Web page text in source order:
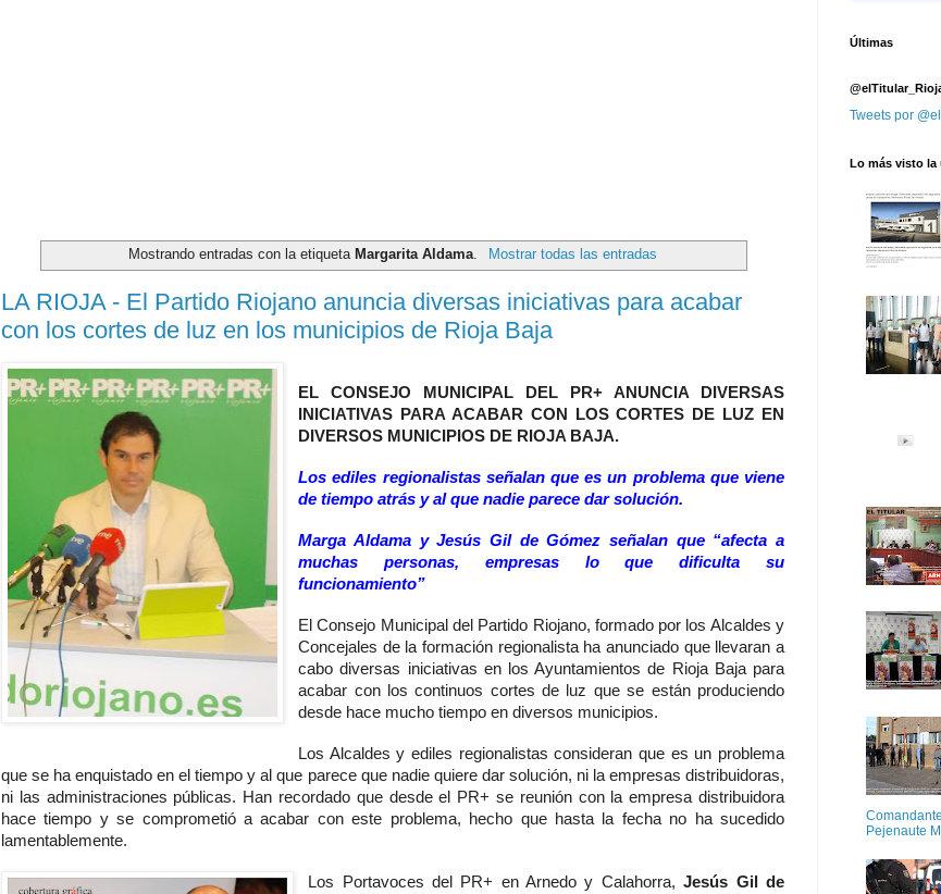
Mostrando entradas con la etiquetaMargarita Aldama Mostrar todas las entradas
LA RIOJA - El Partido Riojano anuncia diversas iniciativas para acabar
con los cortes de luz en los municipios de Rioja Baja
EL CONSEJO MUNICIPAL DEL PR+ ANUNCIA DIVERSAS
INICIATIVAS PARA ACABAR CON LOS CORTES DE LUZ EN
DIVERSOS MUNICIPIOS DE RIOJA BAJA.
Los ediles regionalistas señalan que es un problema que viene
de tiempo atrás y al que nadie parece dar solución.
Marga Aldama y Jesús Gil de Gómez señalan que “afecta a
muchas personas, empresas lo que dificulta su
funcionamiento”
El Consejo Municipal del Partido Riojano, formado por los Alcaldes y
Concejales de la formación regionalista ha anunciado que llevaran a
cabo diversas iniciativas en los Ayuntamientos de Rioja Baja para
acabar con los continuos cortes de luz que se están produciendo
desde hace mucho tiempo en diversos municipios.
Los Alcaldes y ediles regionalistas consideran que es un problema
que se ha enquistado en el tiempo y al que parece que nadie quiere dar solución, ni la empresas distribuidoras,
ni las administraciones públicas. Han recordado que desde el PR+ se reunión con la empresa distribuidora
hace tiempo y se comprometió a acabar con este problema, hecho que hasta la fecha no ha sucedido
lamentablemente.
Los Portavoces del PR+ en Arnedo y Calahorra,Jesús Gil de
Últimas
Tweets por
Lo más visto la
Pejenaute